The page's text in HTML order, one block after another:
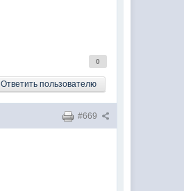
0
Ответить пользователю
#669